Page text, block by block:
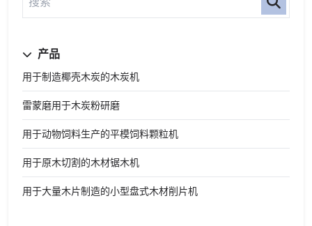
产品
用于制造椰壳木炭的木炭机
雷蒙磨用于木炭粉研磨
用于动物饲料生产的平模饲料颗粒机
用于原木切割的木材锯木机
用于大量木片制造的小型盘式木材削片机